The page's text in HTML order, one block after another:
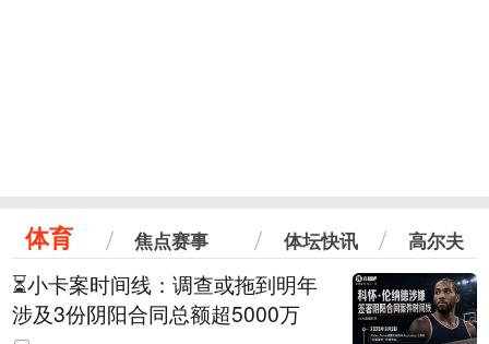
体育 焦点赛事 体坛快讯 高尔夫
⏳️小卡案时间线：调查或拖到明年
涉及3份阴阳合同总额超5000万